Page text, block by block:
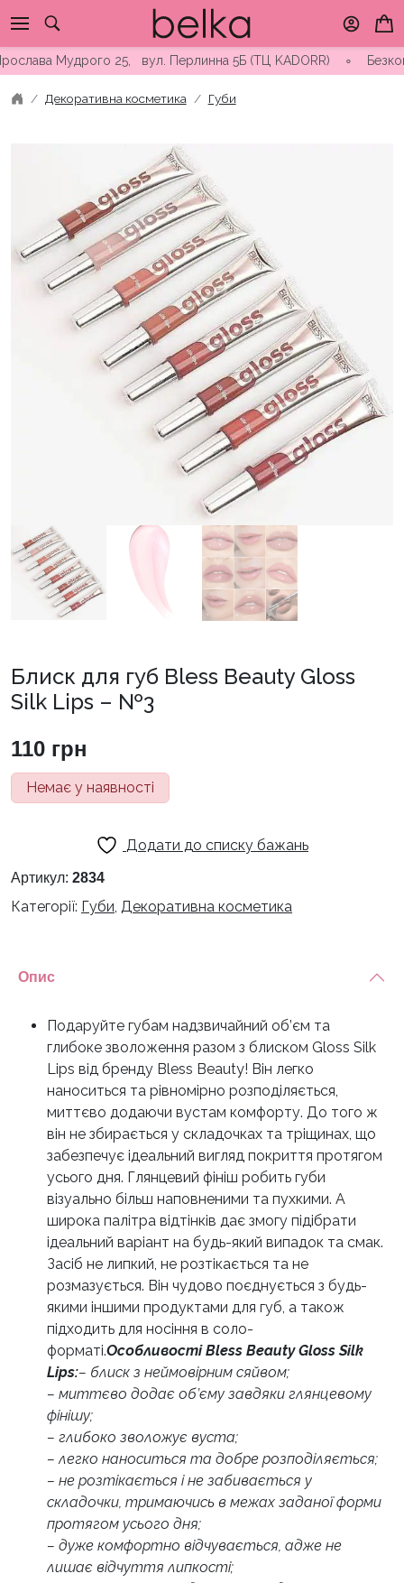
to
contentМудрого 25, вул. Перлинна 5Б (ТЦ KADORR) ∘ Безкоштовна
Декоративна косметика Губи
Блиск для губ Bless Beauty Gloss
Silk Lips – №3
110 грн
Немає у наявності
Додати до списку бажань
Артикул: 2834
Категорії: Губи Декоративна косметика
Опис
Подаруйте губам надзвичайний об’єм та
глибоке зволоження разом з блиском Gloss Silk
Lips від бренду Bless Beauty! Він легко
наноситься та рівномірно розподіляється,
миттєво додаючи вустам комфорту. До того ж
він не збирається у складочках та тріщинах, що
забезпечує ідеальний вигляд покриття протягом
усього дня. Глянцевий фініш робить губи
візуально більш наповненими та пухкими. А
широка палітра відтінків дає змогу підібрати
ідеальний варіант на будь-який випадок та смак.
Засіб не липкий, не розтікається та не
розмазується. Він чудово поєднується з будь-
якими іншими продуктами для губ, а також
підходить для носіння в соло-
форматі.Особливості Bless Beauty Gloss Silk
Lips:– блиск з неймовірним сяйвом;
– миттєво додає об’єму завдяки глянцевому
фінішу;
– глибоко зволожує вуста;
– легко наноситься та добре розподіляється;
– не розтікається і не забивається у
складочки, тримаючись в межах заданої форми
протягом усього дня;
– дуже комфортно відчувається, адже не
лишає відчуття липкості;